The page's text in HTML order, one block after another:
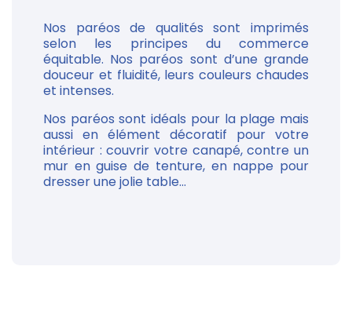
Nos paréos de qualités sont imprimés
selon les principes du commerce
équitable. Nos paréos sont d’une grande
douceur et fluidité, leurs couleurs chaudes
et intenses.
Nos paréos sont idéals pour la plage mais
aussi en élément décoratif pour votre
intérieur : couvrir votre canapé, contre un
mur en guise de tenture, en nappe pour
dresser une jolie table...